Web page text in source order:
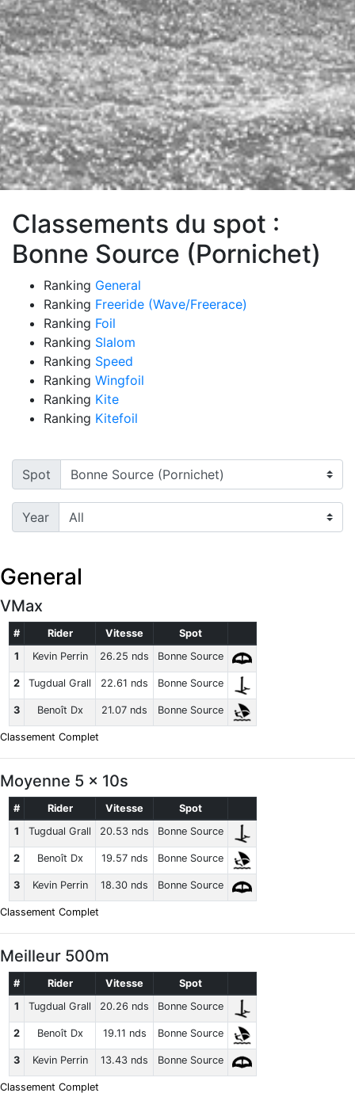
Classements du spot :
Bonne Source (Pornichet)
Ranking General
Ranking Freeride (Wave/Freerace)
Ranking Foil
Ranking Slalom
Ranking Speed
Ranking Wingfoil
Ranking Kite
Ranking Kitefoil
Spot
Year
General
VMax
# Rider Vitesse
Spot
1
Kevin Perrin 26.25 nds Bonne Source
2 Tugdual Grall 22.61 nds Bonne Source
3 Benoît Dx 21.07 nds Bonne Source
Classement Complet
Moyenne 5 x 10s
# Rider Vitesse
Spot
1
Tugdual Grall 20.53 nds Bonne Source
2 Benoît Dx 19.57 nds Bonne Source
3 Kevin Perrin 18.30 nds Bonne Source
Classement Complet
Meilleur 500m
# Rider Vitesse
Spot
1
Tugdual Grall 20.26 nds Bonne Source
2 Benoît Dx 19.11 nds Bonne Source
3 Kevin Perrin 13.43 nds Bonne Source
Classement Complet